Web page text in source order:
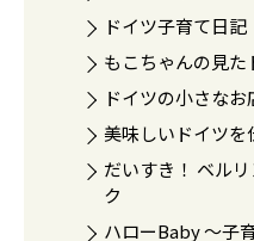
ドイツ子育て日記
もこちゃんの見た
ドイツの小さなお
美味しいドイツを
だいすき！ ベル
ク
ハローBaby 〜子